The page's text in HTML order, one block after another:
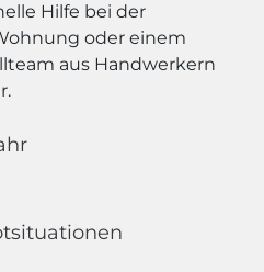
Hilfe bei der
oder einem
aus Handwerkern